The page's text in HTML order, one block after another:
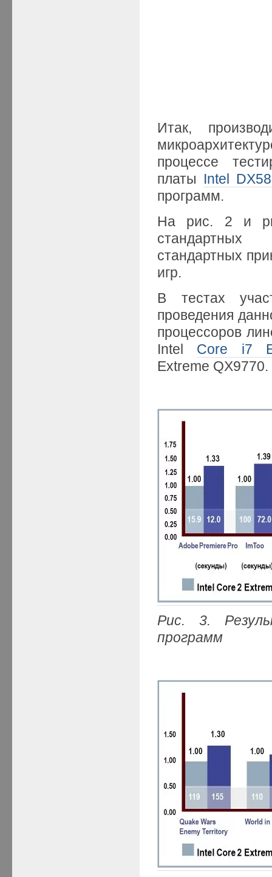
Итак,
процессе
платы Intel
программ.
На рис. 2 и
стандартных
игр.
В тестах
проведения
процессоров
Intel Core i7
Extreme QX9770.
Рис. 3.
программ